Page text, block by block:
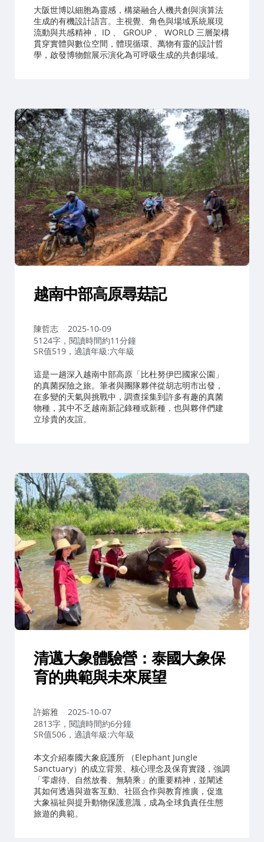
大阪世博以細胞為靈感，構築融合人機共創與演算法
生成的有機設計語言。主視覺、角色與場域系統展現
流動與共感精神， ID 、 GROUP 、 WORLD 三層架構
貫穿實體與數位空間，體現循環、萬物有靈的設計哲
學，啟發博物館展示演化為可呼吸生成的共創場域。
越南中部高原尋菇記
作
者：
陳哲志
2025-10-09
5124字，閱讀時間約11分鐘
SR值519，適讀年級:六年級
這是一趟深入越南中部高原「比杜努伊巴國家公園」
的真菌探險之旅。筆者與團隊夥伴從胡志明市出發，
在多變的天氣與挑戰中，調查採集到許多有趣的真菌
物種，其中不乏越南新記錄種或新種，也與夥伴們建
立珍貴的友誼。
清邁大象體驗營：泰國大象保
育的典範與未來展望
作
者：
許嫆雅
2025-10-07
2813字，閱讀時間約6分鐘
SR值506，適讀年級:六年級
本文介紹泰國大象庇護所 （Elephant Jungle
Sanctuary）的成立背景、核心理念及保育實踐，強調
「零虐待、自然放養、無騎乘」的重要精神，並闡述
其如何透過與遊客互動、社區合作與教育推廣，促進
大象福祉與提升動物保護意識，成為全球負責任生態
旅遊的典範。